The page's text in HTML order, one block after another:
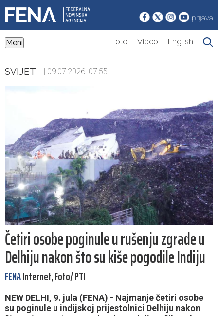
prijava
Meni Foto Video English
SVIJET | 09.07.2026. 07:55 |
Četiri osobe poginule u rušenju zgrade u
Delhiju nakon što su kiše pogodile Indiju
FENAInternet, Foto/ PTI
NEW DELHI, 9. jula (FENA) - Najmanje četiri osobe
su poginule u indijskoj prijestolnici Delhiju nakon